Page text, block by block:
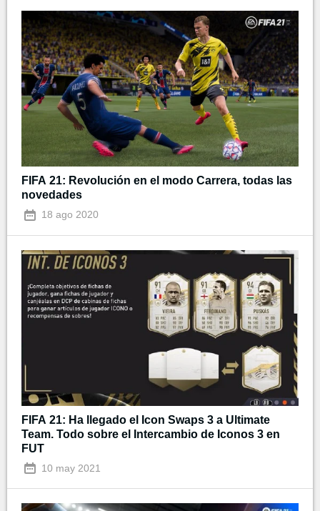
FIFA 21: Revolución en el modo Carrera, todas las
novedades
18 ago 2020
FIFA 21: Ha llegado el Icon Swaps 3 a Ultimate
Team. Todo sobre el Intercambio de Iconos 3 en
FUT
10 may 2021